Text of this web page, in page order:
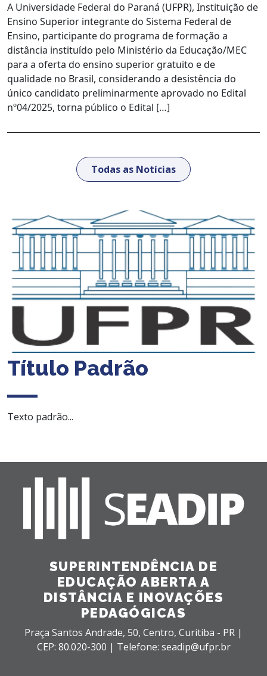
A Universidade Federal do Paraná (UFPR), Instituição de
Ensino Superior integrante do Sistema Federal de
Ensino, participante do programa de formação a
distância instituído pelo Ministério da Educação/MEC
para a oferta do ensino superior gratuito e de
qualidade no Brasil, considerando a desistência do
único candidato preliminarmente aprovado no Edital
nº04/2025, torna público o Edital […]
Todas as Notícias
Título Padrão
Texto padrão...
SUPERINTENDÊNCIA DE
EDUCAÇÃO ABERTA A
DISTÂNCIA E INOVAÇÕES
PEDAGÓGICAS
Praça Santos Andrade, 50, Centro, Curitiba - PR |
CEP: 80.020-300 | Telefone: seadip@ufpr.br